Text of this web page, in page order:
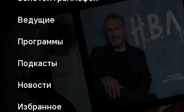
Ведущие
Программы
Подкасты
Новости
Избранное